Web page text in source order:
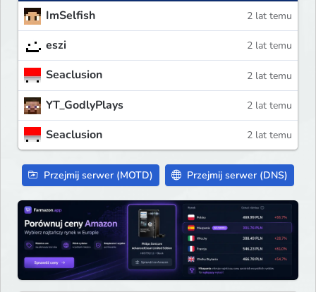
ImSelfish 2 lat temu
eszi 2 lat temu
Seaclusion 2 lat temu
YT_GodlyPlays 2 lat temu
Seaclusion 2 lat temu
Przejmij serwer (MOTD) Przejmij serwer (DNS)